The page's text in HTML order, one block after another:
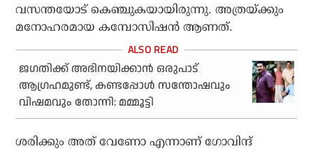
വസന്തയോട് കെഞ്ചുകയായിരുന്നു. അത്രയ്ക്കും
മനോഹരമായ കമ്പോസിഷന്‍ ആണത്.
ജഗതിക്ക് അഭിനയിക്കാന്‍ ഒരുപാട്
ആഗ്രഹമുണ്ട്, കണ്ടപ്പോള്‍ സന്തോഷവും
വിഷമവും തോന്നി: മമ്മൂട്ടി
ശരിക്കും അത് വേണോ എന്നാണ് ഗോവിന്ദ്